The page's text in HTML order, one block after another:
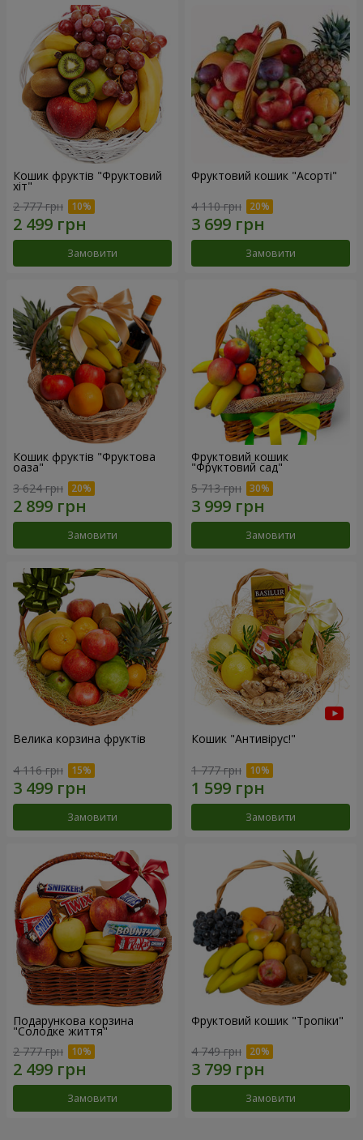
Кошик фруктів "Фруктовий
хiт"
2 777 грн
Замовити
Фруктовий кошик "Асорті"
4 110 грн
Замовити
Кошик фруктів "Фруктова
оаза"
3 624 грн
Замовити
Фруктовий кошик
"Фруктовий сад"
5 713 грн
Замовити
Велика корзина фруктів
4 116 грн
Замовити
Кошик "Антивірус!"
1 777 грн
Замовити
Подарункова корзина
"Солодке життя"
2 777 грн
Замовити
Фруктовий кошик "Тропіки"
4 749 грн
Замовити